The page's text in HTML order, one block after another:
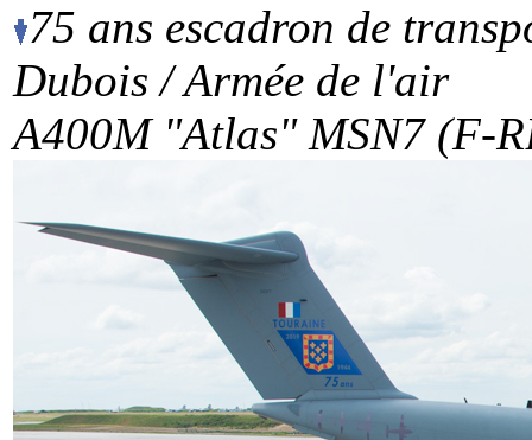
75 ans escadron de
Dubois / Armée de l'air
A400M "Atlas" MSN7 (F-